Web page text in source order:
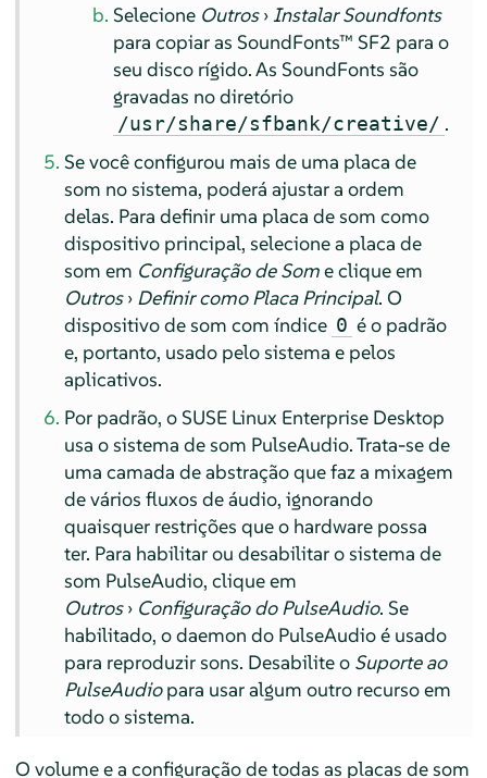
Selecione Outros›Instalar Soundfonts
para copiar as SoundFonts™ SF2 para o
seu disco rígido. As SoundFonts são
gravadas no diretório
/usr/share/sfbank/creative/ .
Se você configurou mais de uma placa de
som no sistema, poderá ajustar a ordem
delas. Para definir uma placa de som como
dispositivo principal, selecione a placa de
som em Configuração de Some clique em
Outros› Definir como Placa Principal. O
dispositivo de som com índice 0 é o padrão
e, portanto, usado pelo sistema e pelos
aplicativos.
Por padrão, o SUSE Linux Enterprise Desktop
usa o sistema de som PulseAudio. Trata-se de
uma camada de abstração que faz a mixagem
de vários fluxos de áudio, ignorando
quaisquer restrições que o hardware possa
ter. Para habilitar ou desabilitar o sistema de
som PulseAudio, clique em
Outros› Configuração do PulseAudio. Se
habilitado, o daemon do PulseAudio é usado
para reproduzir sons. Desabilite o Suporte ao
PulseAudiopara usar algum outro recurso em
todo o sistema.
O volume e a configuração de todas as placas de som